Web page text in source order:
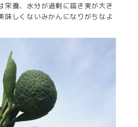
栄養、水分が過剰に届き実が大き
味しくないみかんになりがちなよ